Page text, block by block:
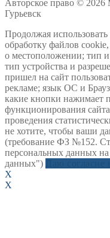
Авторское право ©
Гурьевск
Продолжая
обработку файлов
о местоположении; тип
тип устройства и
пришел на сайт
рекламе; язык ОС и
какие кнопки нажимает
функционирования
проведения
не хотите, чтобы ваши
(требование ФЗ №152.
персональных данных
данных")
X
X